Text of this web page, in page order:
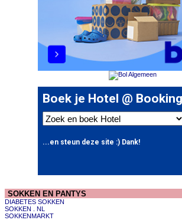
SOKKEN EN PANTYS
DIABETES SOKKEN
SOKKEN . NL
SOKKENMARKT